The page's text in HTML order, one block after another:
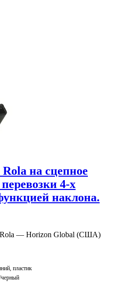
на сцепное
4-х
наклона.
Rola — Horizon Global (США)
пластик